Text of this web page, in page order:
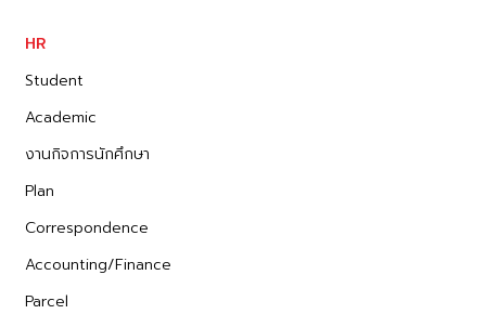
HR
Student
Academic
งานกิจการนักศึกษา
Plan
Correspondence
Accounting/Finance
Parcel